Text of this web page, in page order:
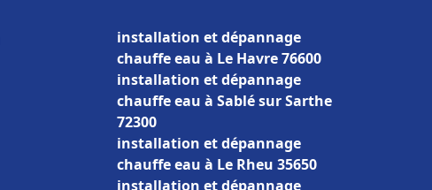
installation et dépannage
chauffe eau à Le Havre 76600
installation et dépannage
chauffe eau à Sablé sur Sarthe
72300
installation et dépannage
chauffe eau à Le Rheu 35650
installation et dépannage